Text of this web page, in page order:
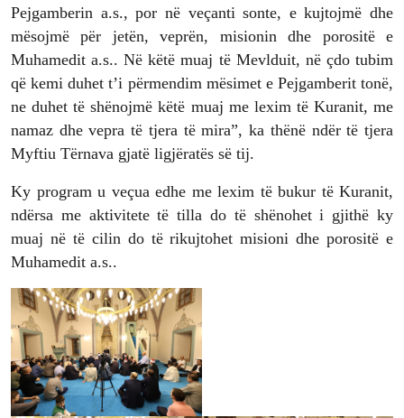
Pejgamberin a.s., por në veçanti sonte, e kujtojmë dhe
mësojmë për jetën, veprën, misionin dhe porositë e
Muhamedit a.s.. Në këtë muaj të Mevlduit, në çdo tubim
që kemi duhet t’i përmendim mësimet e Pejgamberit tonë,
ne duhet të shënojmë këtë muaj me lexim të Kuranit, me
namaz dhe vepra të tjera të mira”, ka thënë ndër të tjera
Myftiu Tërnava gjatë ligjëratës së tij.
Ky program u veçua edhe me lexim të bukur të Kuranit,
ndërsa me aktivitete të tilla do të shënohet i gjithë ky
muaj në të cilin do të rikujtohet misioni dhe porositë e
Muhamedit a.s..